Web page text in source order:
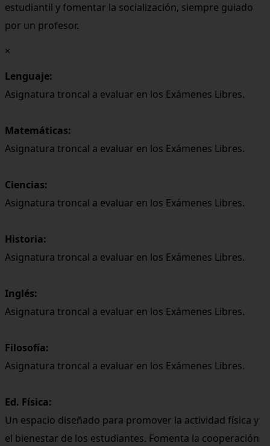
estudiantil y fomentar la socialización, siempre guiado
por un profesor.
×
Lenguaje:
Asignatura troncal a evaluar en los Exámenes Libres.
Matemáticas:
Asignatura troncal a evaluar en los Exámenes Libres.
Ciencias:
Asignatura troncal a evaluar en los Exámenes Libres.
Historia:
Asignatura troncal a evaluar en los Exámenes Libres.
Inglés:
Asignatura troncal a evaluar en los Exámenes Libres.
Filosofía:
Asignatura troncal a evaluar en los Exámenes Libres.
Ed. Física:
Un espacio diseñado para promover la actividad física y
el bienestar de los estudiantes. Fomenta la cooperación